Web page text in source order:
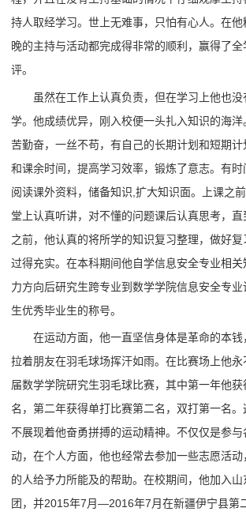
持人取经学习。世上无难事，只怕有心人。在
晚的主持与活动都完成得非常的顺利，赢得了
评。
虽然在工作上认真负责，但在学习上他也没
学。他成绩优异，刚入校便一头扎入知识的海洋
苦勤奋，一丝不苟，有自己的长期计划和短期
和课余时间，提高学习效率，锻炼了意志。有
阅读课外资料，储备知识,扩大知识面。上课之
堂上认真听讲，对不懂的问题课后认真思考，
之前，他认真的将所学的知识复习整理，做好
过得充实。在本科期间他自学信息安全专业相
力方向后研究生跨专业到数学学院信息安全专
生优秀毕业生的称号。
在运动方面，他一直坚信身体是革命的本
拉着朋友在羽毛球场挥汗如雨。在比赛场上他
届数学学院研究生羽毛球比赛，其中第一年他获
名，第二年获得单打比赛第二名，双打第一名
不展现着他奋勇拼搏的运动精神。不仅仅是参
动，在个人方面，他也经常去参加一些志愿活
的人给予力所能及的帮助。在校期间，他加入
团，并2015年7月—2016年7月在新疆伊宁县第